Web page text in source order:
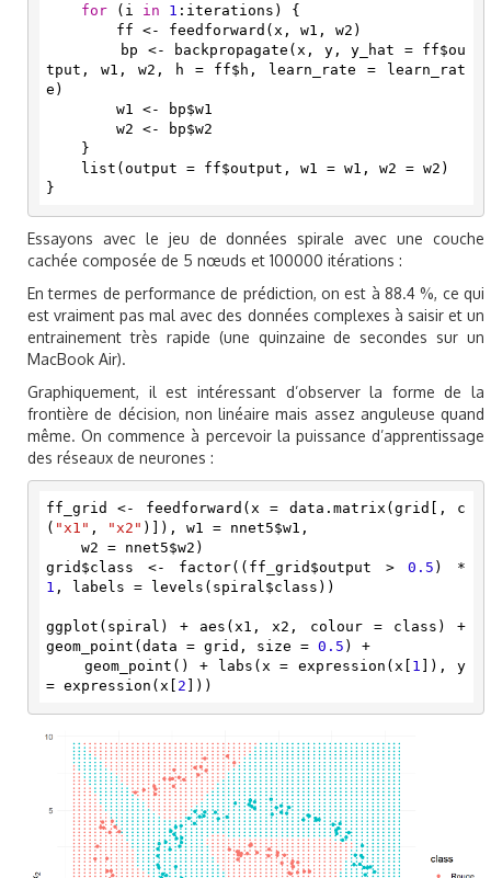
for (i in 1 :iterations) {
tput, w1, w2, h = ff$h, learn_rate = learn_rat
e)
}
Essayons avec le jeu de données spirale avec une couche
cachée composée de 5 nœuds et 100000 itérations :
En termes de performance de prédiction, on est à 88.4 %, ce qui
est vraiment pas mal avec des données complexes à saisir et un
entrainement très rapide (une quinzaine de secondes sur un
MacBook Air).
Graphiquement, il est intéressant d’observer la forme de la
frontière de décision, non linéaire mais assez anguleuse quand
même. On commence à percevoir la puissance d’apprentissage
des réseaux de neurones :
ff_grid <- feedforward(x = data.matrix(grid[, c
( "x1" , "x2" )]), w1 = nnet5$w1,
grid$class <- factor((ff_grid$output > 0.5
1 , labels = levels(spiral$class))
ggplot(spiral) + aes(x1, x2, colour = class) +
geom_point(data = grid, size = 0.5 ) +
    geom_point() + labs(x = expression(x[
1
]), y
= expression(x[ 2 ]))